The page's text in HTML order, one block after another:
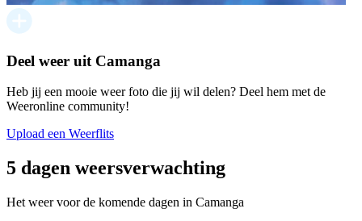
Deel weer uit Camanga
Heb jij een mooie weer foto die jij wil delen? Deel hem met de
Weeronline community!
Upload een Weerflits
5 dagen weersverwachting
Het weer voor de komende dagen in Camanga